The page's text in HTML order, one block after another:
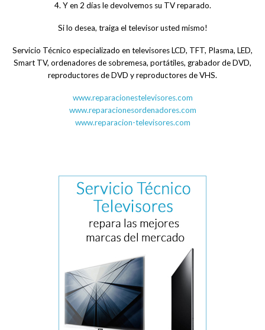
4. Y en 2 días le devolvemos su TV reparado.
Si lo desea, traiga el televisor usted mismo!
Servicio Técnico especializado en televisores LCD, TFT, Plasma, LED,
Smart TV, ordenadores de sobremesa, portátiles, grabador de DVD,
reproductores de DVD y reproductores de VHS.
www.reparacionestelevisores.com
www.reparacionesordenadores.com
www.reparacion-televisores.com